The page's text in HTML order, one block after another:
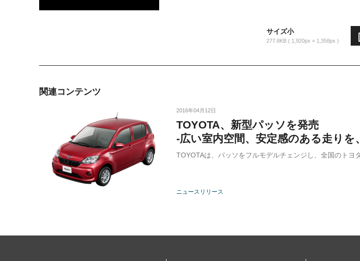
サイズ小
277.8KB 1,920px × 1,358px
関連コンテンツ
2016年04月12日
TOYOTA、新型パッソを発売
-広い室内空間、安定感のある走りを
TOYOTAは、パッソをフルモデルチェンジし、全国のトヨ
ニュースリリース